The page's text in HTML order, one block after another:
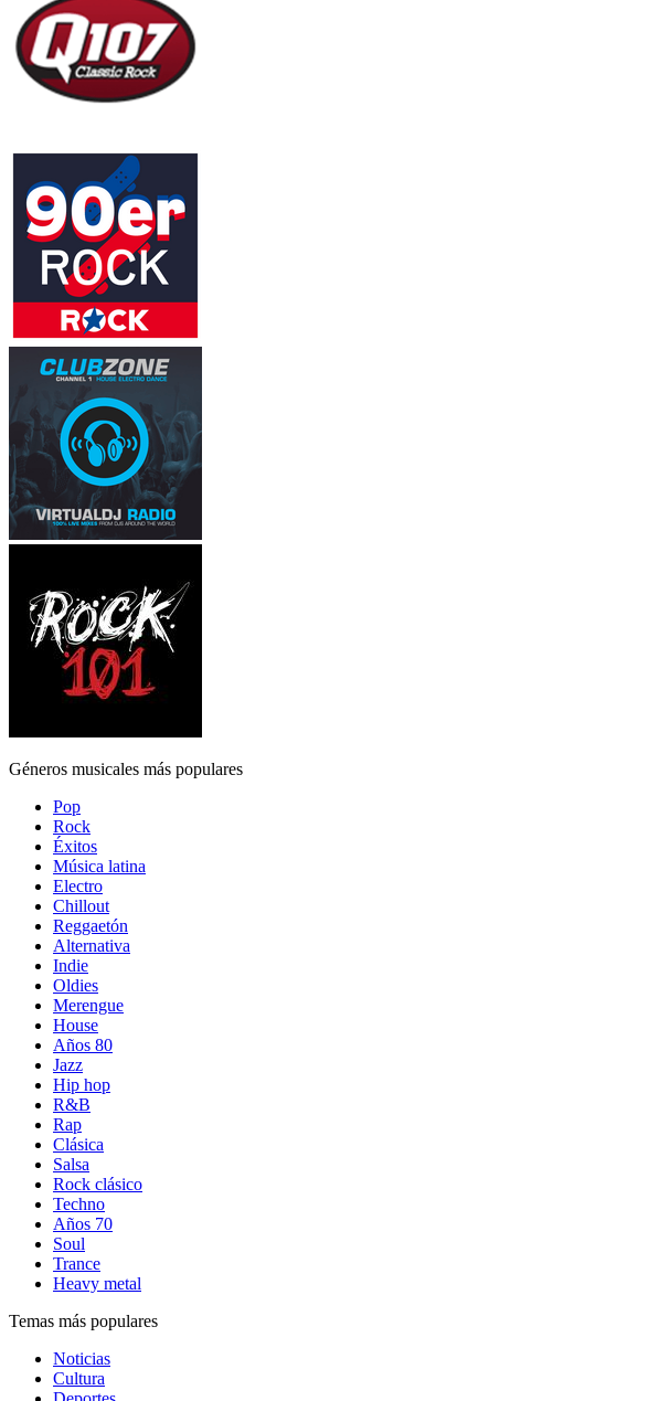
Géneros musicales más populares
Pop
Rock
Éxitos
Música latina
Electro
Chillout
Reggaetón
Alternativa
Indie
Oldies
Merengue
House
Años 80
Jazz
Hip hop
R&B
Rap
Clásica
Salsa
Rock clásico
Techno
Años 70
Soul
Trance
Heavy metal
Temas más populares
Noticias
Cultura